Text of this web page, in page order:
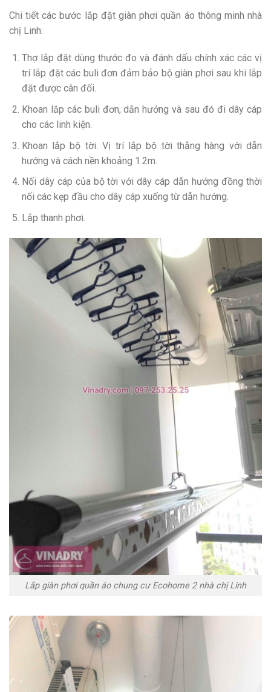
Chi tiết các bước lắp đặt giàn phơi quần áo thông minh nhà
chị Linh:
Thợ lắp đặt dùng thước đo và đánh dấu chính xác các vị
trí lắp đặt các buli đơn đảm bảo bộ giàn phơi sau khi lắp
đặt được cân đối.
Khoan lắp các buli đơn, dẫn hướng và sau đó đi dây cáp
cho các linh kiện.
Khoan lắp bộ tời. Vị trí lắp bộ tời thằng hàng với dẫn
hướng và cách nền khoảng 1.2m.
Nối dây cáp của bộ tời với dây cáp dẫn hướng đồng thời
nối các kẹp đầu cho dây cáp xuống từ dẫn hướng.
Lắp thanh phơi.
Lắp giàn phơi quần áo chung cư Ecohome 2 nhà chị Linh